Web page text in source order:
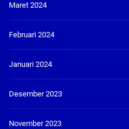
Maret 2024
Februari 2024
Januari 2024
Desember 2023
November 2023